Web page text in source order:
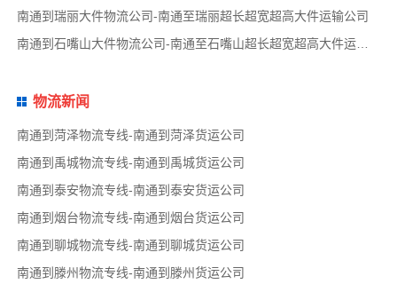
南通到瑞丽大件物流公司-南通至瑞丽超长超宽超高大件运输公司
南通到石嘴山大件物流公司-南通至石嘴山超长超宽超高大件运输公司
物流新闻
南通到菏泽物流专线-南通到菏泽货运公司
南通到禹城物流专线-南通到禹城货运公司
南通到泰安物流专线-南通到泰安货运公司
南通到烟台物流专线-南通到烟台货运公司
南通到聊城物流专线-南通到聊城货运公司
南通到滕州物流专线-南通到滕州货运公司